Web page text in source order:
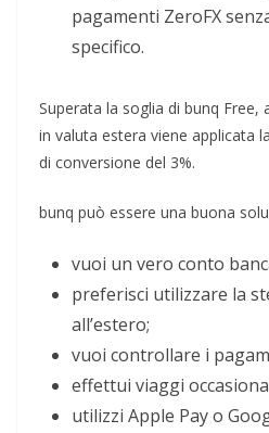
pagamenti ZeroFX
specifico.
Superata la soglia di bunq Free,
in valuta estera viene applicata
di conversione del 3%.
bunq può essere una buona
vuoi un vero conto
preferisci utilizzare la
all’estero;
vuoi controllare i
effettui viaggi
utilizzi Apple Pay o